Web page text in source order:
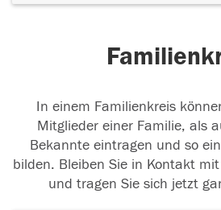
In einem Familienkreis
Mitglieder einer Familie, als
Bekannte eintragen und so
bilden. Bleiben Sie in Kontakt
und tragen Sie sich jetzt